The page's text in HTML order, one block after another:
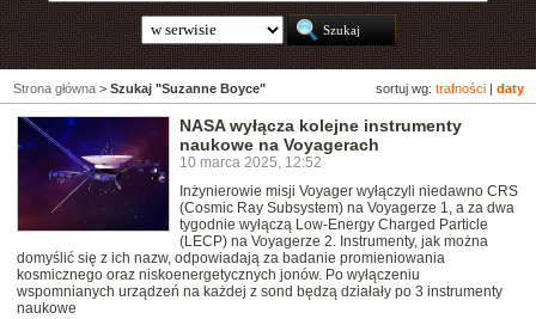
sortuj wg: trafności daty
Strona główna > Szukaj "Suzanne Boyce"
NASA wyłącza kolejne instrumenty
naukowe na Voyagerach
10 marca 2025, 12:52
Inżynierowie misji Voyager wyłączyli niedawno CRS
(Cosmic Ray Subsystem) na Voyagerze 1, a za dwa
tygodnie wyłączą Low-Energy Charged Particle
(LECP) na Voyagerze 2. Instrumenty, jak można
domyślić się z ich nazw, odpowiadają za badanie promieniowania
kosmicznego oraz niskoenergetycznych jonów. Po wyłączeniu
wspomnianych urządzeń na każdej z sond będzą działały po 3 instrumenty
naukowe